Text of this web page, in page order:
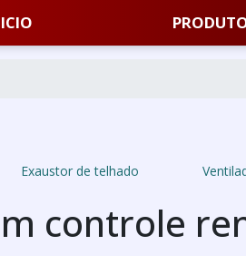
Exaustor de telhado
controle